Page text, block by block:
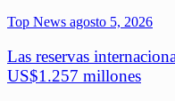
Top News agosto 5, 2026
Las reservas
US$1.257 millones